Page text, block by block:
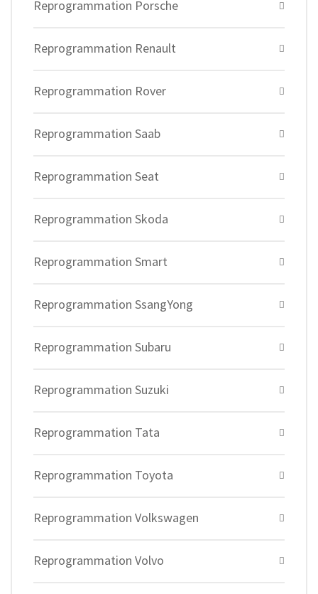
Reprogrammation Porsche
Reprogrammation Renault
Reprogrammation Rover
Reprogrammation Saab
Reprogrammation Seat
Reprogrammation Skoda
Reprogrammation Smart
Reprogrammation SsangYong
Reprogrammation Subaru
Reprogrammation Suzuki
Reprogrammation Tata
Reprogrammation Toyota
Reprogrammation Volkswagen
Reprogrammation Volvo